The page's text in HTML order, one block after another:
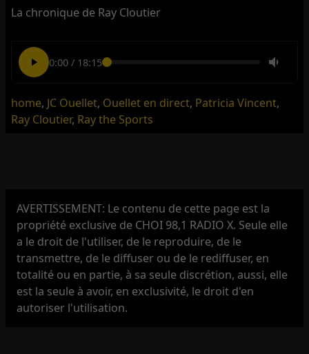
La chronique de Ray Cloutier
0:00/ 18:15
home, JC Ouellet, Ouellet en direct, Patricia Vincent,
Ray Cloutier, Ray the Sports
AVERTISSEMENT: Le contenu de cette page est la
propriété exclusive de CHOI 98,1 RADIO X. Seule elle
a le droit de l'utiliser, de le reproduire, de le
transmettre, de le diffuser ou de le rediffuser, en
totalité ou en partie, à sa seule discrétion, aussi, elle
est la seule à avoir, en exclusivité, le droit d'en
autoriser l'utilisation.